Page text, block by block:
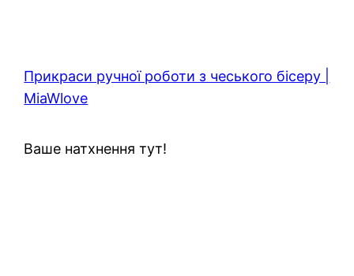
Прикраси ручної роботи з чеського бісеру |
MiaWlove
Ваше натхнення тут!